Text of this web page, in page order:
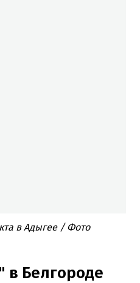
в Адыгее / Фото
в Белгороде